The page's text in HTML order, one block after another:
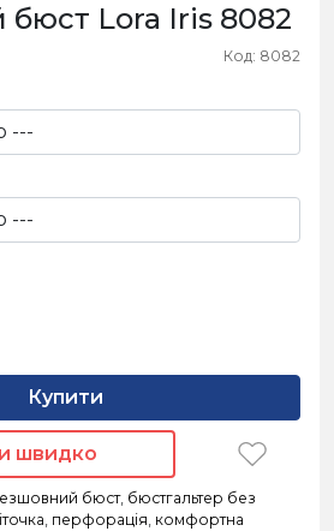
Lora Iris 8082
Код: 8082
Купити
швидко
бюст, бюстгальтер без
, перфорація, комфортна